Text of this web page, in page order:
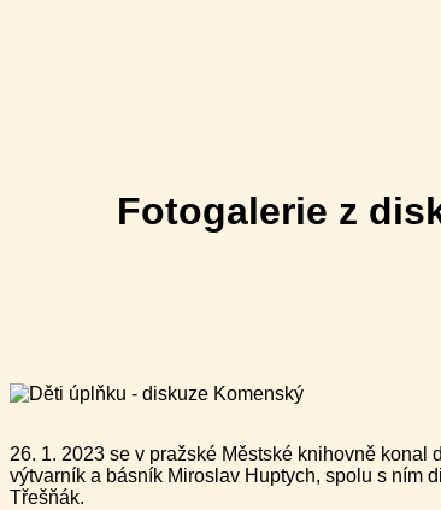
Fotogalerie z
26. 1. 2023 se v pražské Městské knihovně
výtvarník a básník Miroslav Huptych, spolu s ním
Třešňák.